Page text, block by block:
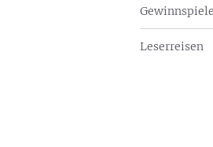
Gewinnspiele
Leserreisen